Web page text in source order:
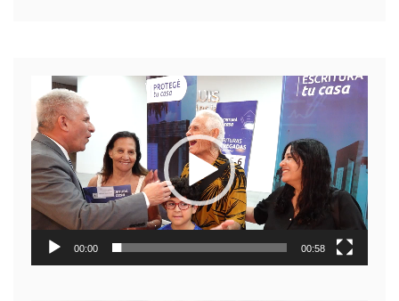
Reproductor
de
video
00:00 00:58